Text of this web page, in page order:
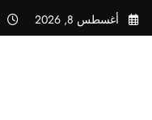
التجاوز
إلى
أغسطس 8, 2026